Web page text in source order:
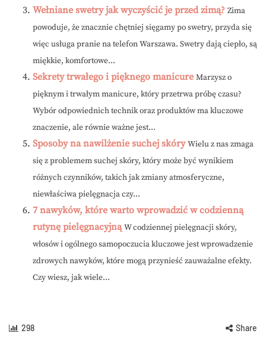
Wełniane swetry jak wyczyścić je przed zimą? Zima
powoduje, że znacznie chętniej sięgamy po swetry, przyda się
więc usługa pranie na telefon Warszawa. Swetry dają ciepło, są
miękkie, komfortowe...
Sekrety trwałego i pięknego manicure Marzysz o
pięknym i trwałym manicure, który przetrwa próbę czasu?
Wybór odpowiednich technik oraz produktów ma kluczowe
znaczenie, ale równie ważne jest...
Sposoby na nawilżenie suchej skóry Wielu z nas zmaga
się z problemem suchej skóry, który może być wynikiem
różnych czynników, takich jak zmiany atmosferyczne,
niewłaściwa pielęgnacja czy...
7 nawyków, które warto wprowadzić w codzienną
rutynę pielęgnacyjną W codziennej pielęgnacji skóry,
włosów i ogólnego samopoczucia kluczowe jest wprowadzenie
zdrowych nawyków, które mogą przynieść zauważalne efekty.
Czy wiesz, jak wiele...
298 Share